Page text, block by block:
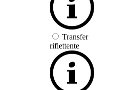
Transfer
riflettente